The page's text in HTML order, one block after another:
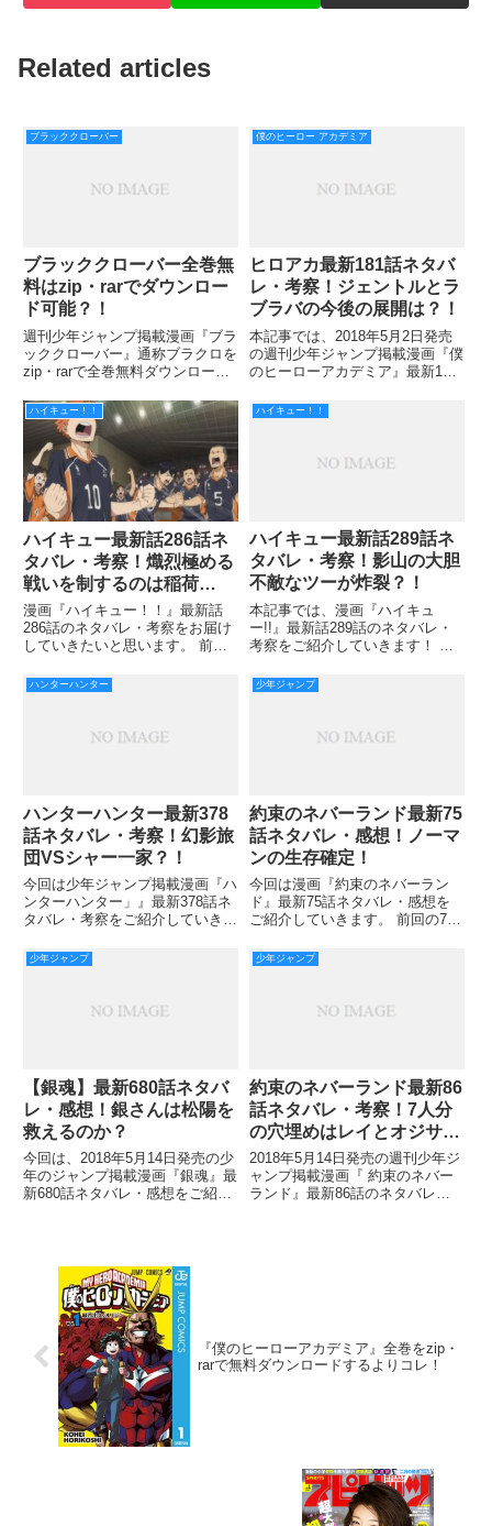
Related articles
ブラッククローバー
ブラッククローバー全巻無
料はzip・rarでダウンロー
ド可能？！
週刊少年ジャンプ掲載漫画『ブラ
ッククローバー』通称ブラクロを
zip・rarで全巻無料ダウンロード
める方法をご紹介していきます！
魔法を題材にした漫画は多くあり
ますが、『ブラッククローバー』
はこれまでの魔法系の漫
僕のヒーロー アカデミア
ヒロアカ最新181話ネタバ
レ・考察！ジェントルとラ
ブラバの今後の展開は？！
本記事では、2018年5月2日発売
の週刊少年ジャンプ掲載漫画『僕
のヒーローアカデミア』最新181
いきます！ 前回の180話では、激
しく戦い続けるジェントルとデ
ェントルを応戦します。
ハイキュー！！
ハイキュー最新話286話ネ
タバレ・考察！熾烈極める
戦いを制するのは稲荷
崎？！
漫画『ハイキュー！！』最新話
286話のネタバレ・考察をお届け
していきたいと思います。 前回
ンショットを決める田中。 そし
的でしたね。 その状況をス
ハイキュー！！
ハイキュー最新話289話ネ
タバレ・考察！影山の大胆
不敵なツーが炸裂？！
本記事では、漫画『ハイキュ
ー!!』最新話289話のネタバレ・
考察をご紹介していきます！ 前
イントを迎えたところで続きとな
と言う稲荷崎選手。 最新
ハンターハンター
ハンターハンター最新378
話ネタバレ・考察！幻影旅
団VSシャー一家？！
今回は少年ジャンプ掲載漫画『ハ
ンターハンター」』最新378話ネ
タバレ・考察をご紹介していきま
少年ジャンプ
約束のネバーランド最新75
話ネタバレ・感想！ノーマ
ンの生存確定！
今回は漫画『約束のネバーラン
ド』最新75話ネタバレ・感想を
ご紹介していきます。 前回の74
が判明し、ピーターラトリーの研
ここで疑問です！
少年ジャンプ
【銀魂】最新680話ネタバ
レ・感想！銀さんは松陽を
救えるのか？
今回は、2018年5月14日発売の少
年のジャンプ掲載漫画『銀魂』最
新680話ネタバレ・感想をご紹介
ついに虚の心臓を手に入れ、追手
からひたすら追われ
少年ジャンプ
約束のネバーランド最新86
話ネタバレ・考察！7人分
の穴埋めはレイとオジサ
ン？！
2018年5月14日発売の週刊少年ジ
ャンプ掲載漫画『 約束のネバー
ランド』最新86話のネタバレ・
『僕のヒーローアカデミア』全巻をzip・
rarで無料ダウンロードするよりコレ！